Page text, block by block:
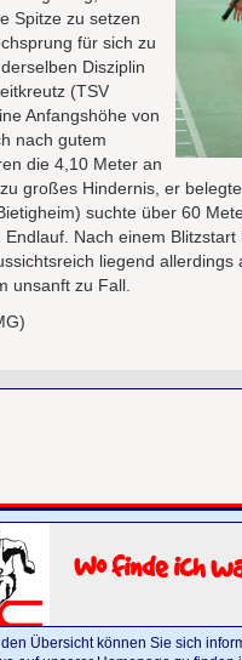
Spitze zu setzen
für sich zu
Disziplin
(TSV
Anfangshöhe von
nach gutem
die 4,10 Meter an
großes Hindernis, er
suchte über 60
Endlauf. Nach einem
liegend allerdings
unsanft zu Fall.
Wo finde ich
Übersicht können Sie sich